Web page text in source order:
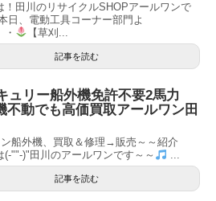
！田川のリサイクルSHOPアールワンで
日、電動工具コーナー部門よ
【草刈...
記事を読む
ュリー船外機免許不要2馬力
不動でも高価買取アールワン田
ン船外機、買取＆修理→販売～～紹介
(-""-)"田川のアールワンです～～
...
記事を読む